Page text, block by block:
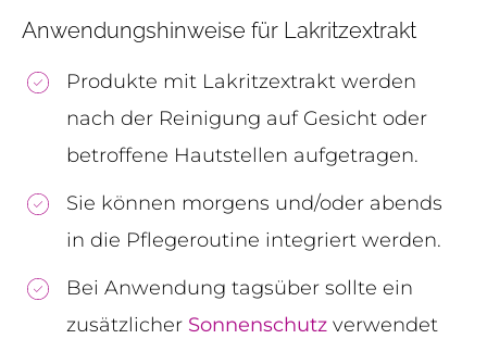
Anwendungshinweise für Lakritzextrakt
Produkte mit Lakritzextrakt werden
nach der Reinigung auf Gesicht oder
betroffene Hautstellen aufgetragen.
Sie können morgens und/oder abends
in die Pflegeroutine integriert werden.
Bei Anwendung tagsüber sollte ein
zusätzlicher Sonnenschutz verwendet